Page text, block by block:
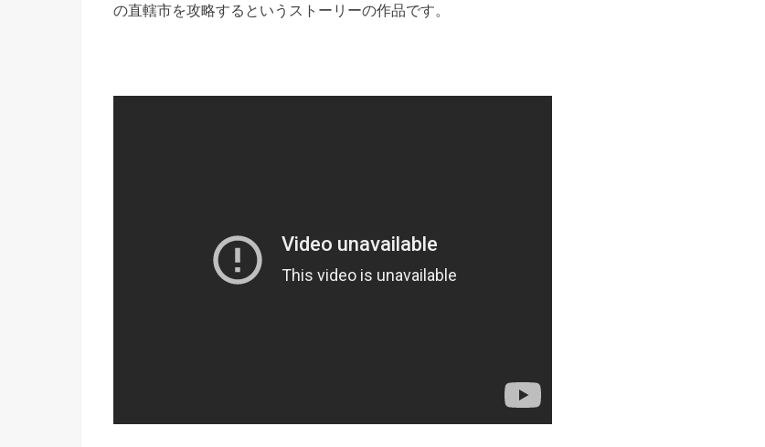
の直轄市を攻略するというストーリーの作品です。